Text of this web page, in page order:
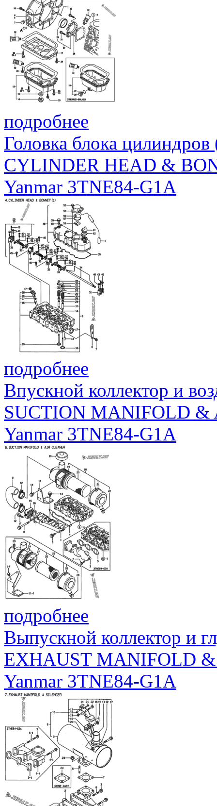
подробнее
Головка блока
CYLINDER HEAD &
Yanmar 3TNE84-G1A
подробнее
Впускной коллектор и
SUCTION MANIFOLD &
Yanmar 3TNE84-G1A
подробнее
Выпускной коллектор и
EXHAUST MANIFOLD
Yanmar 3TNE84-G1A